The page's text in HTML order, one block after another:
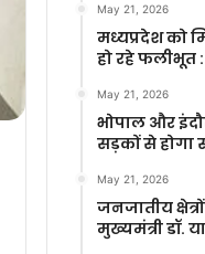
May 21, 2026
मध्यप्रदेश को
हो रहे फलीभूत :
May 21, 2026
भोपाल और
सड़कों से होगा
May 21, 2026
जनजातीय
मुख्यमंत्री डॉ.